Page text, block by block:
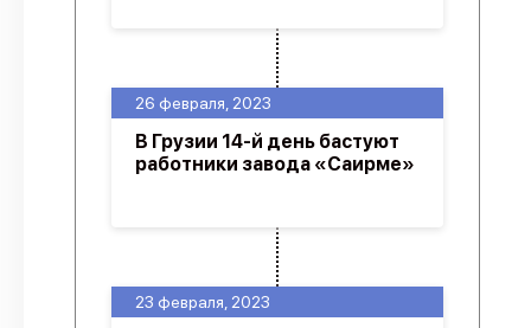
23 февраля, 2023
26 февраля, 2023
В Грузии 14-й день бастуют
работники завода «Саирме»